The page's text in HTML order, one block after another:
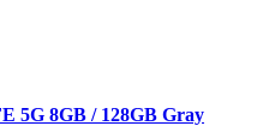
5G 8GB / 128GB Gray